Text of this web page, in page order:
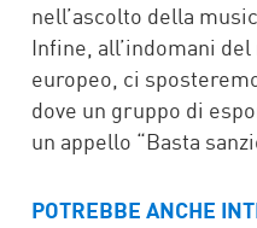
nell’ascolto della
Infine, all’indomani
europeo, ci
dove un gruppo di
un appello “Basta
POTREBBE ANCHE